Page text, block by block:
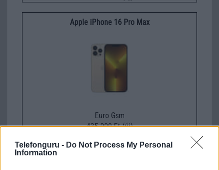
Telefonguru - Do Not Process My Personal
Information
Apple iPhone 16 Pro Max
Euro Gsm
435.000 Ft (új)